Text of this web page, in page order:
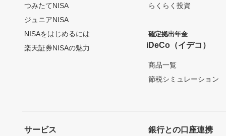
つみたてNISA
ジュニアNISA
NISAをはじめるには
楽天証券NISAの魅力
らくらく投資
確定拠出年金
iDeCo（イデコ）
商品一覧
節税シミュレーション
サービス 銀行との口座連携